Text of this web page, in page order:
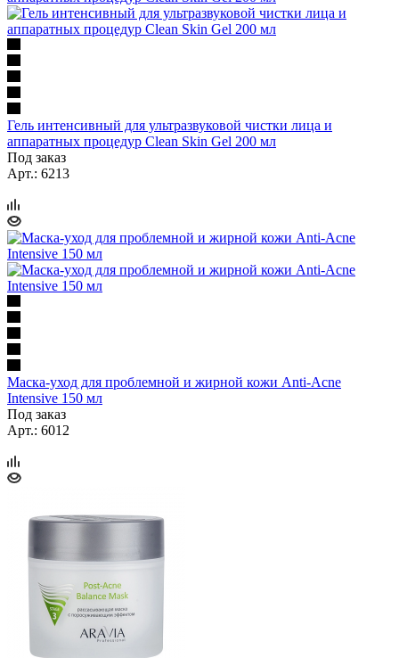
Гель интенсивный для ультразвуковой чистки лица и
аппаратных процедур Clean Skin Gel 200 мл
Под заказ
Арт.: 6213
Маска-уход для проблемной и жирной кожи Anti-Acne
Intensive 150 мл
Под заказ
Арт.: 6012